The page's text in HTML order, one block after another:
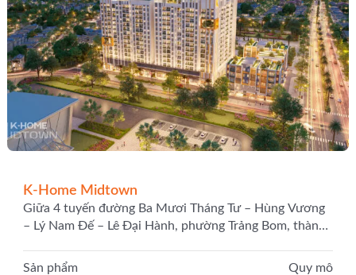
K-Home Midtown
Giữa 4 tuyến đường Ba Mươi Tháng Tư – Hùng Vương
– Lý Nam Đế – Lê Đại Hành, phường Trảng Bom, thành
Sản phẩm
Quy mô